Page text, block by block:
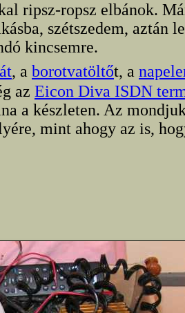
ripsz-ropsz elbánok.
szétszedem, aztán
kincsemre.
, a borotvatöltőt, a
az Eicon Diva ISDN
a készleten. Az
mint ahogy az is,